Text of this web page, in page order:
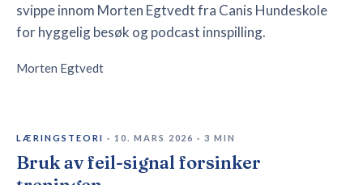
svippe innom Morten Egtvedt fra Canis Hundeskole
for hyggelig besøk og podcast innspilling.
Morten Egtvedt
LÆRINGSTEORI · 10. MARS 2026 ·3 MIN
Bruk av feil-signal forsinker